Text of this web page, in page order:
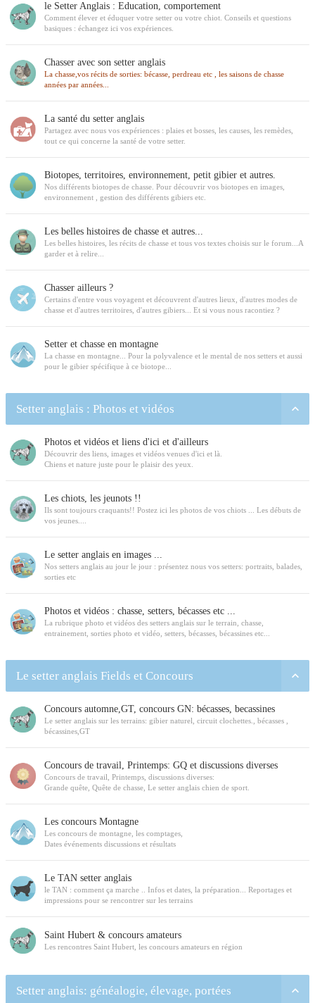
le Setter Anglais : Education, comportement
Comment élever et éduquer votre setter ou votre chiot. Conseils et questions
basiques : échangez ici vos expériences.
Chasser avec son setter anglais
La chasse,vos récits de sorties: bécasse, perdreau etc , les saisons de chasse
années par années...
La santé du setter anglais
Partagez avec nous vos expériences : plaies et bosses, les causes, les remèdes,
tout ce qui concerne la santé de votre setter.
Biotopes, territoires, environnement, petit gibier et autres.
Nos différents biotopes de chasse. Pour découvrir vos biotopes en images,
environnement , gestion des différents gibiers etc.
Les belles histoires de chasse et autres...
Les belles histoires, les récits de chasse et tous vos textes choisis sur le forum...A
garder et à relire...
Chasser ailleurs ?
Certains d'entre vous voyagent et découvrent d'autres lieux, d'autres modes de
chasse et d'autres territoires, d'autres gibiers... Et si vous nous racontiez ?
Setter et chasse en montagne
La chasse en montagne... Pour la polyvalence et le mental de nos setters et aussi
pour le gibier spécifique à ce biotope...
Setter anglais : Photos et vidéos
Photos et vidéos et liens d'ici et d'ailleurs
Découvrir des liens, images et vidéos venues d'ici et là.
Chiens et nature juste pour le plaisir des yeux.
Les chiots, les jeunots !!
Ils sont toujours craquants!! Postez ici les photos de vos chiots ... Les débuts de
vos jeunes....
Le setter anglais en images ...
Nos setters anglais au jour le jour : présentez nous vos setters: portraits, balades,
sorties etc
Photos et vidéos : chasse, setters, bécasses etc ...
La rubrique photo et vidéos des setters anglais sur le terrain, chasse,
entrainement, sorties photo et vidéo, setters, bécasses, bécassines etc...
Le setter anglais Fields et Concours
Concours automne,GT, concours GN: bécasses, becassines
Le setter anglais sur les terrains: gibier naturel, circuit clochettes., bécasses ,
bécassines,GT
Concours de travail, Printemps: GQ et discussions diverses
Concours de travail, Printemps, discussions diverses:
Grande quête, Quête de chasse, Le setter anglais chien de sport.
Les concours Montagne
Les concours de montagne, les comptages,
Dates événements discussions et résultats
Le TAN setter anglais
le TAN : comment ça marche .. Infos et dates, la préparation... Reportages et
impressions pour se rencontrer sur les terrains
Saint Hubert & concours amateurs
Les rencontres Saint Hubert, les concours amateurs en région
Setter anglais: généalogie, élevage, portées